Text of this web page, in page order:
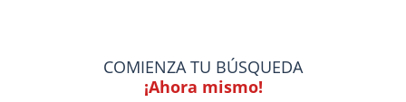
COMIENZA TU BÚSQUEDA
¡Ahora mismo!